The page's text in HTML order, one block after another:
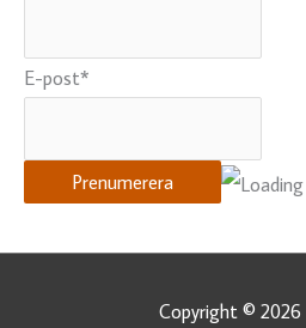
E-post*
Copyright © 2026